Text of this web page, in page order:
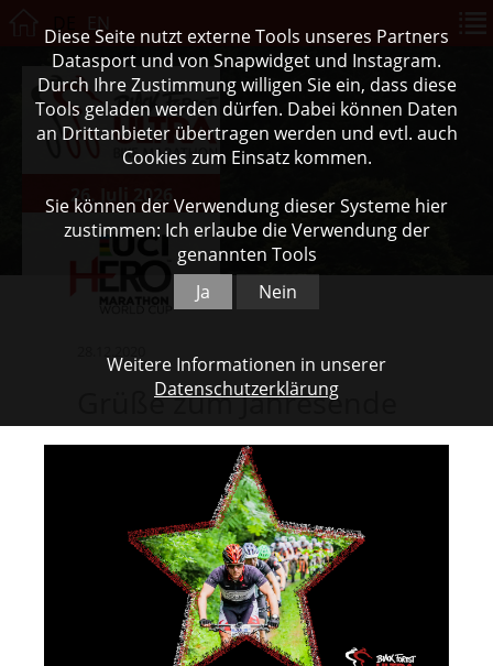
26. Juli 2026
Grüße zum Jahresende
Diese Seite nutzt externe Tools unseres Partners
Datasport und von Snapwidget und Instagram.
Durch Ihre Zustimmung willigen Sie ein, dass diese
Tools geladen werden dürfen. Dabei können Daten
an Drittanbieter übertragen werden und evtl. auch
Cookies zum Einsatz kommen.
Sie können der Verwendung dieser Systeme hier
zustimmen: Ich erlaube die Verwendung der
genannten Tools
Ja
Nein
Weitere Informationen in unserer
Datenschutzerklärung